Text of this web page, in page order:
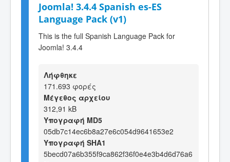
Joomla! 3.4.4 Spanish es-ES
Language Pack (v1)
This is the full Spanish Language Pack for
Joomla! 3.4.4
Λήφθηκε
171.693 φορές
Μέγεθος αρχείου
312,91 kB
Υπογραφή MD5
05db7c14ec6b8a27e6c054d9641653e2
Υπογραφή SHA1
5becd07a6b355f9ca862f36f0e4e3b4d6d76a6